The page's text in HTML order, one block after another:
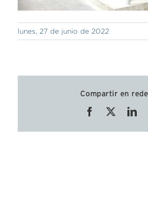
lunes, 27 de junio de 2022
Compartir en
Facebook